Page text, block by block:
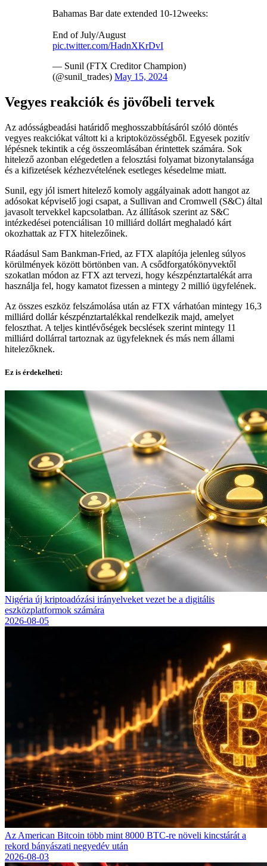
Bahamas Bar date extended 10-12weeks:
End of July/August
pic.twitter.com/HadnXKrDvI
— Sunil (FTX Creditor Champion)
(@sunil_trades) May 15, 2024
Vegyes reakciók és jövőbeli tervek
Az adósságbeadási határidő meghosszabbításáról szóló döntés
vegyes reakciókat váltott ki a kriptoközösségből. Egyesek pozitív
lépésnek tekintik a cég összeomlásában érintettek számára. Sok
hitelező azonban elégedetlen a felosztási folyamat bizonytalansága
és a kifizetések kézhezvételének esetleges késedelme miatt.
Sunil, egy jól ismert hitelező komoly aggályainak adott hangot az
adósokat képviselő jogi csapat, a Sullivan and Cromwell (S&C) által
javasolt tervekkel kapcsolatban. Az állítások szerint az S&C
intézkedései potenciálisan 10 milliárd dollárt meghaladó kárt
okozhattak az FTX hitelezőinek.
Ráadásul Sam Bankman-Fried, az FTX alapítója jelenleg súlyos
körülmények között börtönben van. A csődforgatókönyvektől
szokatlan módon az FTX azt tervezi, hogy készpénztartalékát arra
használja fel, hogy kamatot fizessen a mintegy 2 millió ügyfelének.
Az összes eszköz felszámolása után az FTX várhatóan mintegy 16,3
milliárd dollár készpénztartalékkal rendelkezik majd, amelyet
feloszthat. A teljes kintlévőségek becslések szerint mintegy 11
milliárd dollárral tartoznak az ügyfeleknek és más nem állami
hitelezőknek.
Ez is érdekelheti:
Nigéria új kriptoadózási irányelveket vezet be a digitális
eszközplatformok számára
2026-08-05
Az American Bitcoin több mint 8000 BTC-re növeli kincstárát a
rekord bányászati negyedév után
2026-08-03